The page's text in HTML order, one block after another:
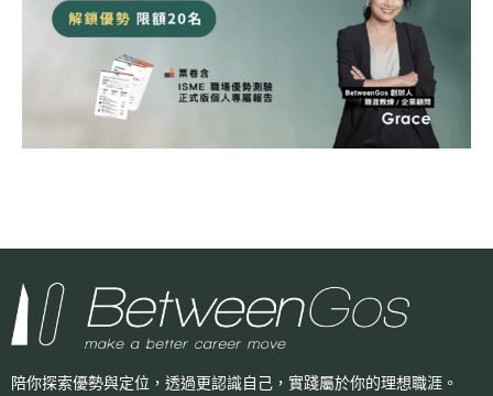
陪你探索優勢與定位，透過更認識自己， 實踐屬於你的理想職涯。